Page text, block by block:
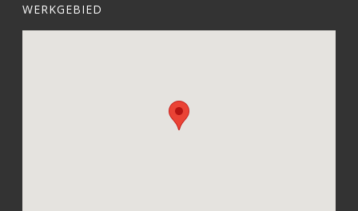
WERKGEBIED